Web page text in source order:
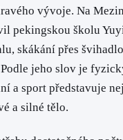
vývoje. Na
pekingskou školu
skákání přes
jeho slov je
a sport představuje
a silné tělo.